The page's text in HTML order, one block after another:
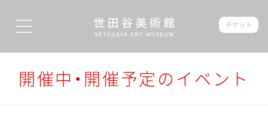
チケット
開催中・開催予定のイベント